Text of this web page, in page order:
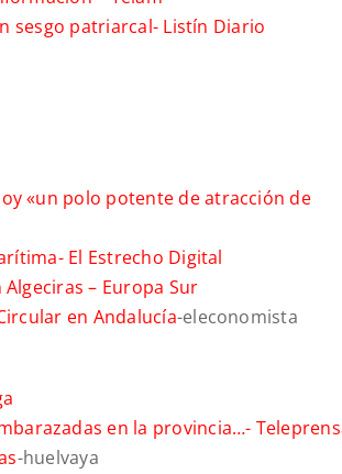
sesgo patriarcal- Listín Diario
«un polo potente de atracción de
El Estrecho Digital
– Europa Sur
en Andalucía-eleconomista
en la provincia…-
-huelvaya